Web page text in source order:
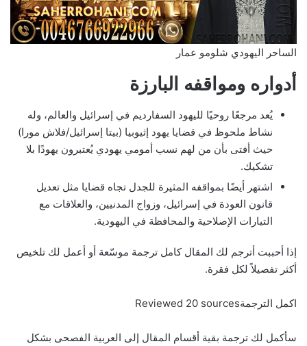
الساحر اليهودي شلومو عمار
أدواره ومواقفه البارزة
يُعد مرجعًا روحيًا لليهود السفارديم في إسرائيل والعالم، وله
نشاط ملحوظ في قضايا يهود إثيوبيا (بيتا إسرائيل/فلاش مورا)
حيث أفتى بأن من لهم نسب أمومي يهودي يُعتبرون يهودًا بلا
تشكيك.
اشتهر أيضًا بمواقفه المثيرة للجدل تجاه قضايا مثل تعديل
قانون العودة في إسرائيل، وزواج المدنيين، والعلاقات مع
التيارات الإصلاحية والمحافظة في اليهودية.
إذا أحببت أترجم لك المقال كامل ترجمة موسّعة أو أعمل لك تلخيص
أكثر تفصيلاً لكل فقرة.
اكمل الترجمةReviewed 20 sources
سأكمل لك ترجمة بقية أقسام المقال إلى العربية الفصحى بشكل